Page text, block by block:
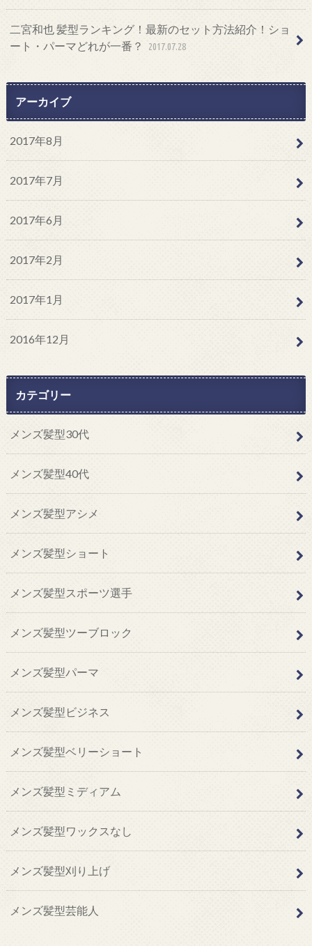
二宮和也 髪型ランキング！最新のセット方法紹介！ショ
ート・パーマどれが一番？
2017.07.28
アーカイブ
2017年8月
2017年7月
2017年6月
2017年2月
2017年1月
2016年12月
カテゴリー
メンズ髪型30代
メンズ髪型40代
メンズ髪型アシメ
メンズ髪型ショート
メンズ髪型スポーツ選手
メンズ髪型ツーブロック
メンズ髪型パーマ
メンズ髪型ビジネス
メンズ髪型ベリーショート
メンズ髪型ミディアム
メンズ髪型ワックスなし
メンズ髪型刈り上げ
メンズ髪型芸能人